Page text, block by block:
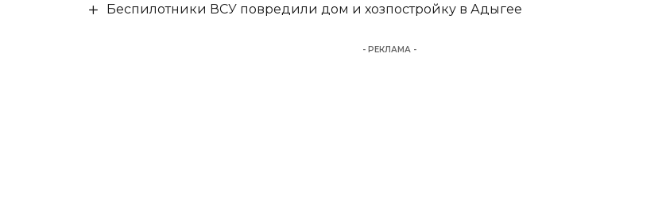
Беспилотники ВСУ повредили дом и хозпостройку в Адыгее
- РЕКЛАМА -